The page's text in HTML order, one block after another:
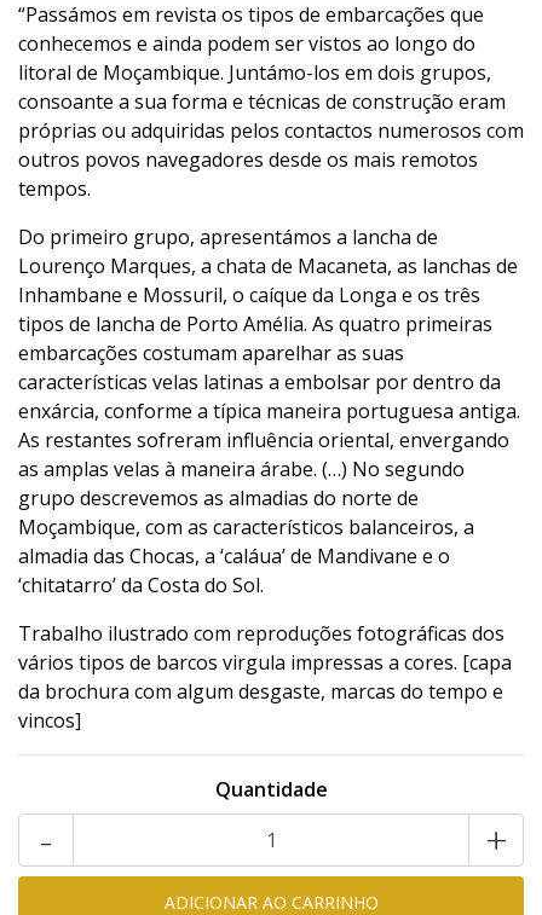
“Passámos em revista os tipos de embarcações que
conhecemos e ainda podem ser vistos ao longo do
litoral de Moçambique. Juntámo-los em dois grupos,
consoante a sua forma e técnicas de construção eram
próprias ou adquiridas pelos contactos numerosos com
outros povos navegadores desde os mais remotos
tempos.
Do primeiro grupo, apresentámos a lancha de
Lourenço Marques, a chata de Macaneta, as lanchas de
Inhambane e Mossuril, o caíque da Longa e os três
tipos de lancha de Porto Amélia. As quatro primeiras
embarcações costumam aparelhar as suas
características velas latinas a embolsar por dentro da
enxárcia, conforme a típica maneira portuguesa antiga.
As restantes sofreram influência oriental, envergando
as amplas velas à maneira árabe. (…) No segundo
grupo descrevemos as almadias do norte de
Moçambique, com as característicos balanceiros, a
almadia das Chocas, a ‘caláua’ de Mandivane e o
‘chitatarro’ da Costa do Sol.
Trabalho ilustrado com reproduções fotográficas dos
vários tipos de barcos virgula impressas a cores. [capa
da brochura com algum desgaste, marcas do tempo e
vincos]
Quantidade
+
-